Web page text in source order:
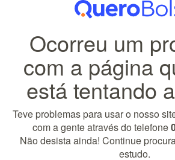
Ocorreu um
com a página
está tentando
Teve problemas para usar o nosso
com a gente através do telefone
Não desista ainda! Continue
estudo.